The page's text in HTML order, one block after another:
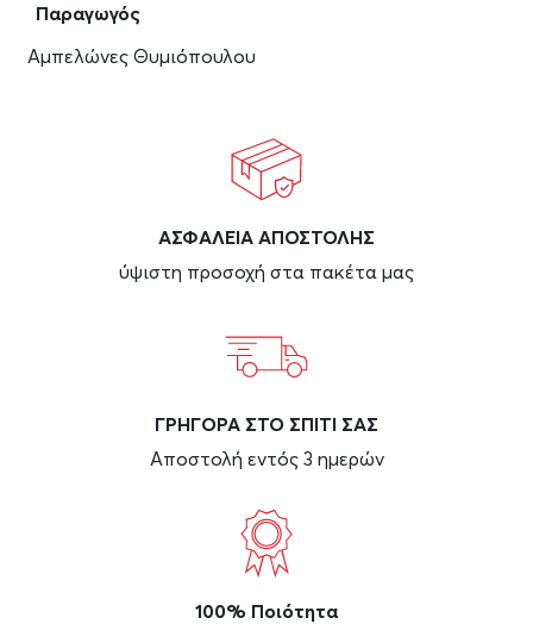
Παραγωγός
Αμπελώνες Θυμιόπουλου
ΑΣΦAΛΕΙΑ ΑΠΟΣΤΟΛΗΣ
ύψιστη προσοχή στα πακέτα μας
ΓΡΗΓΟΡΑ ΣΤΟ ΣΠΙΤΙ ΣΑΣ
Αποστολή εντός 3 ημερών
100% Ποιότητα